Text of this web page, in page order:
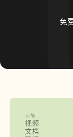
免
功能
视频
文档